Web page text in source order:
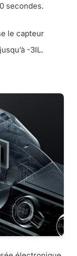
secondes.
le capteur
-3IL.